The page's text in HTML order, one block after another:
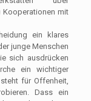
Kooperationen mit
ein klares
junge Menschen
sich ausdrücken
ein wichtiger
für Offenheit,
Dass ein